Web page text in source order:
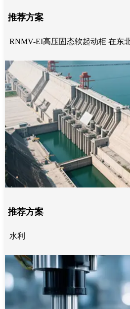
推荐方案
RNMV-EI高压固态软起动柜 在东
推荐方案
水利